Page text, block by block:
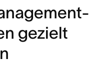
gezielt